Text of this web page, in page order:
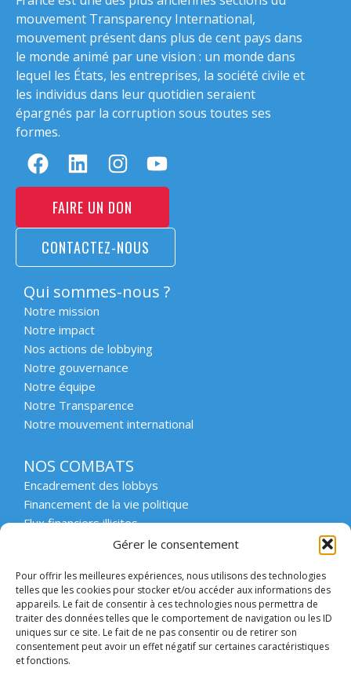
Gérer le consentement
Pour offrir les meilleures expériences, nous utilisons des technologies
telles que les cookies pour stocker et/ou accéder aux informations des
appareils. Le fait de consentir à ces technologies nous permettra de
traiter des données telles que le comportement de navigation ou les ID
uniques sur ce site. Le fait de ne pas consentir ou de retirer son
consentement peut avoir un effet négatif sur certaines caractéristiques
et fonctions.
mouvement Transparency International,
mouvement présent dans plus de cent pays dans
le monde animé par une vision : un monde dans
lequel les États, les entreprises, la société civile et
les individus dans leur quotidien seraient
épargnés par la corruption sous toutes ses
formes.
FAIRE UN DON
CONTACTEZ-NOUS
Qui sommes-nous ?
Notre mission
Notre impact
Nos actions de lobbying
Notre gouvernance
Notre équipe
Notre Transparence
Notre mouvement international
NOS COMBATS
Encadrement des lobbys
Financement de la vie politique
Flux financiers illicites
Intégrité et transparence du secteur privé
Protection des lanceurs d’alerte
Affaires emblématiques
Etat de droit et démocratie
ACCOMPAGNER